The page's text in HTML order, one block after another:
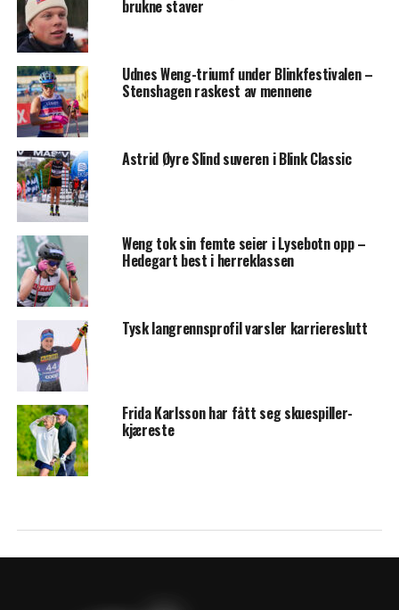
brukne staver
Udnes Weng-triumf under Blinkfestivalen –
Stenshagen raskest av mennene
Astrid Øyre Slind suveren i Blink Classic
Weng tok sin femte seier i Lysebotn opp –
Hedegart best i herreklassen
Tysk langrennsprofil varsler karriereslutt
Frida Karlsson har fått seg skuespiller-
kjæreste